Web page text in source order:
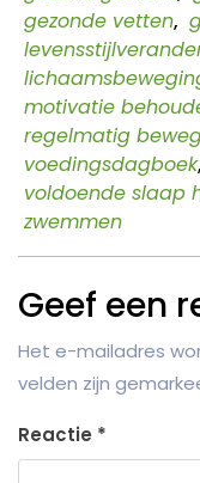
gezonde vetten,
motivatie
regelmatig
voedingsdagboek,
voldoende slaap
zwemmen
Geef een
Het e-mailadres
velden zijn
Reactie *